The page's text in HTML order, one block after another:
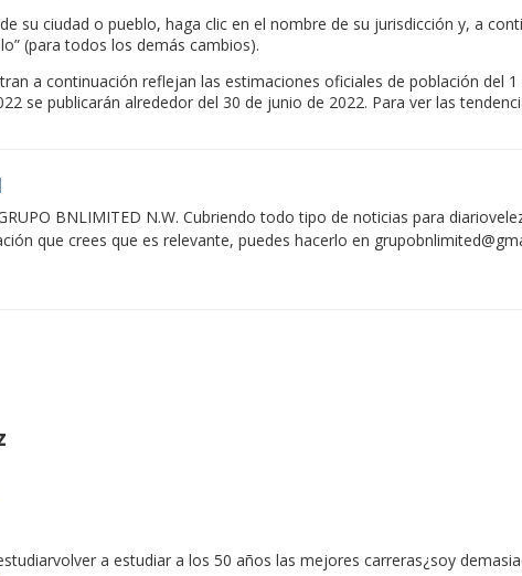
su ciudad o pueblo, haga clic en el nombre de su jurisdicción y, a
(para todos los demás cambios).
a continuación reflejan las estimaciones oficiales de población del
se publicarán alrededor del 30 de junio de 2022. Para ver las
BNLIMITED N.W. Cubriendo todo tipo de noticias para
que crees que es relevante, puedes hacerlo en
a estudiar a los 50 años las mejores carreras¿soy